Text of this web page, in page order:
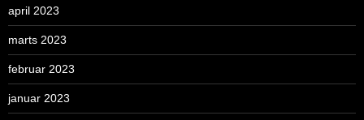
april 2023
marts 2023
februar 2023
januar 2023